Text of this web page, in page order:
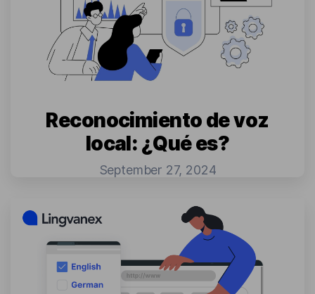
Reconocimiento de voz
local: ¿Qué es?
September 27, 2024